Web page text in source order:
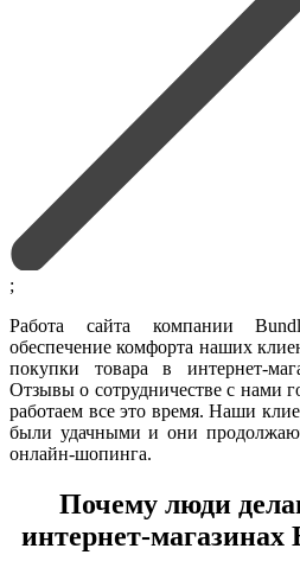
;
Работа сайта компании
обеспечение комфорта наших
покупки товара в интернет-
Отзывы о сотрудничестве с нами
работаем все это время. Наши
были удачными и они
онлайн-шопинга.
Почему люди
интернет-